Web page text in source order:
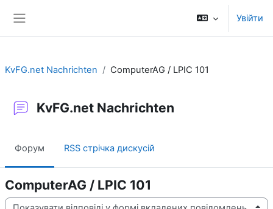
Увійти
KvFG.net Nachrichten ComputerAG / LPIC 101
KvFG.net Nachrichten
Форум RSS стрічка дискусій
ComputerAG / LPIC 101
Тип показу